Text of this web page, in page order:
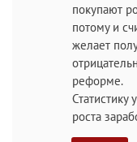
покупают
потому и
желает
реформе.
роста